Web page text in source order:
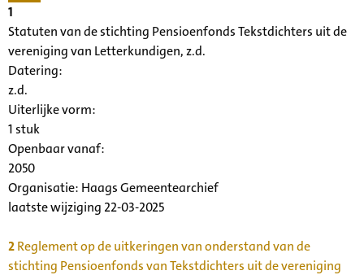
1
Statuten van de stichting Pensioenfonds Tekstdichters uit de
vereniging van Letterkundigen, z.d.
Datering:
z.d.
Uiterlijke vorm:
1 stuk
Openbaar vanaf:
2050
Organisatie: Haags Gemeentearchief
laatste wijziging 22-03-2025
2Reglement op de uitkeringen van onderstand van de
stichting Pensioenfonds van Tekstdichters uit de vereniging